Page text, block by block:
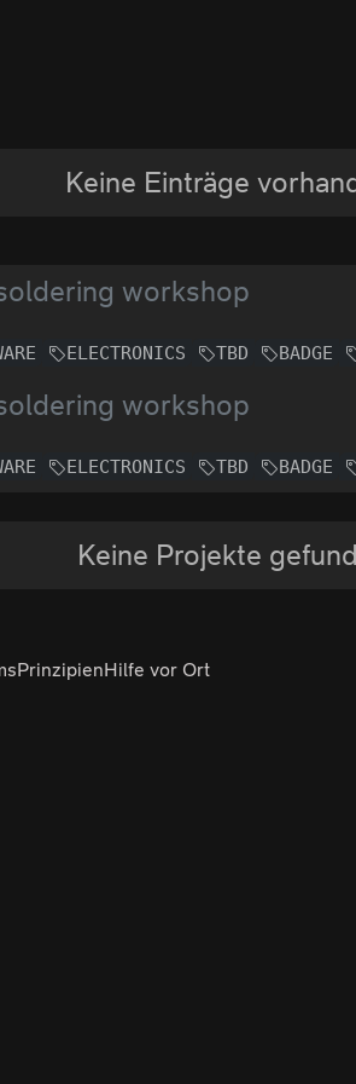
Keine Einträge
workshop
ELECTRONICS TBD BADGE
workshop
ELECTRONICS TBD BADGE
Keine Projekte
PrinzipienHilfe vor Ort